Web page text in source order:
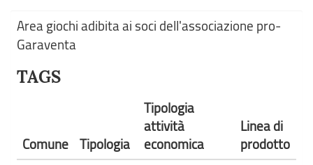
Area giochi adibita ai soci dell'associazione pro-
Garaventa
TAGS
Comune Tipologia
Tipologia
attività
economica
Linea di
prodotto